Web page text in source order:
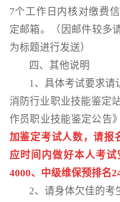
7个工作日内核对缴费
定邮箱。（因邮件较多
为标题进行发送）
四、其他说明
1、具体考试要求请
消防行业职业技能鉴定
作员职业技能鉴定公告》
加鉴定考试人数，请报
应时间内做好本人考
4000、中级维保预排名
2、请身体欠佳的考